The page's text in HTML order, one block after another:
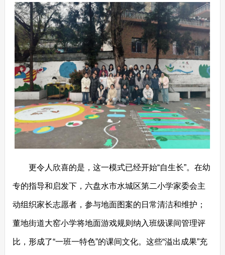
更令人欣喜的是，这一模式已经开始“自生长”。在幼
专的指导和启发下，六盘水市水城区第二小学家委会主
动组织家长志愿者，参与地面图案的日常清洁和维护；
董地街道大窑小学将地面游戏规则纳入班级课间管理评
比，形成了“一班一特色”的课间文化。这些“溢出成果”充